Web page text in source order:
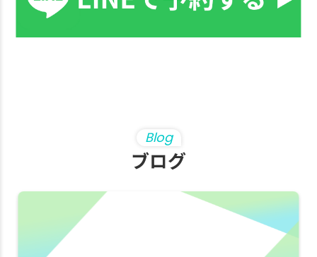
Blog
ブログ